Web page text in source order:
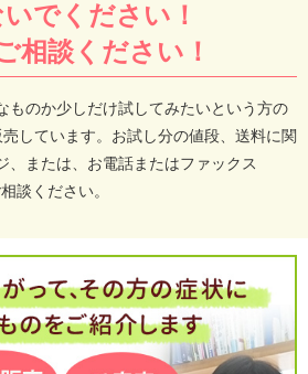
でください！
相談ください！
ものか少しだけ試してみたいという方の
しています。お試し分の値段、送料に関
、または、お電話またはファックス
談ください。